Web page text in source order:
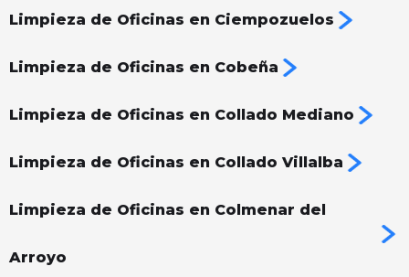
Limpieza de Oficinas en Ciempozuelos
Limpieza de Oficinas en Cobeña
Limpieza de Oficinas en Collado Mediano
Limpieza de Oficinas en Collado Villalba
Limpieza de Oficinas en Colmenar del
Arroyo